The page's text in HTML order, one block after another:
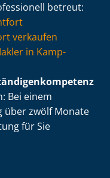
betreut:
verkaufen
in Kamp-
Bei einem
über zwölf Monate
für Sie